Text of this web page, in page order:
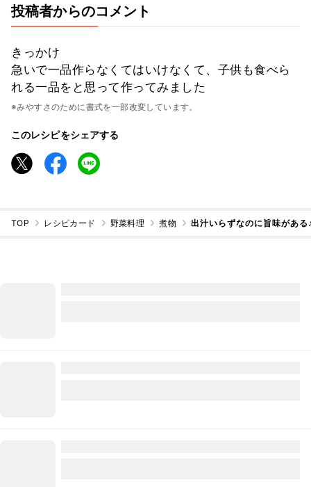
投稿者からのコメント
きっかけ
急いで一品作らなくてはいけなくて、子供も食べら
れる一品をと思って作ってみました
※みやすさのために書式を一部改変しています。
このレシピをシェアする
TOP レシピカード 野菜料理 煮物 出汁いらずなのに旨味があ